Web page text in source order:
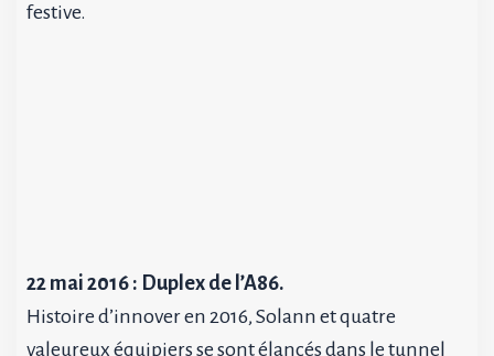
festive.
22 mai 2016 : Duplex de l’A86.
Histoire d’innover en 2016, Solann et quatre
valeureux équipiers se sont élancés dans le tunnel